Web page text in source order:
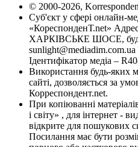
© 2000-2026,
Суб'єкт у сфері онлайн-
«КореспонденТ.net»
ХАРКІВСЬКЕ ШОСЕ,
sunlight@mediadim.com.ua
Ідентифікатор медіа –
Використання будь-яких
сайті, дозволяється за
Корреспондент.net.
При копіюванні
і світу» , для інтернет -
відкрите для пошукових
Посилання має бути